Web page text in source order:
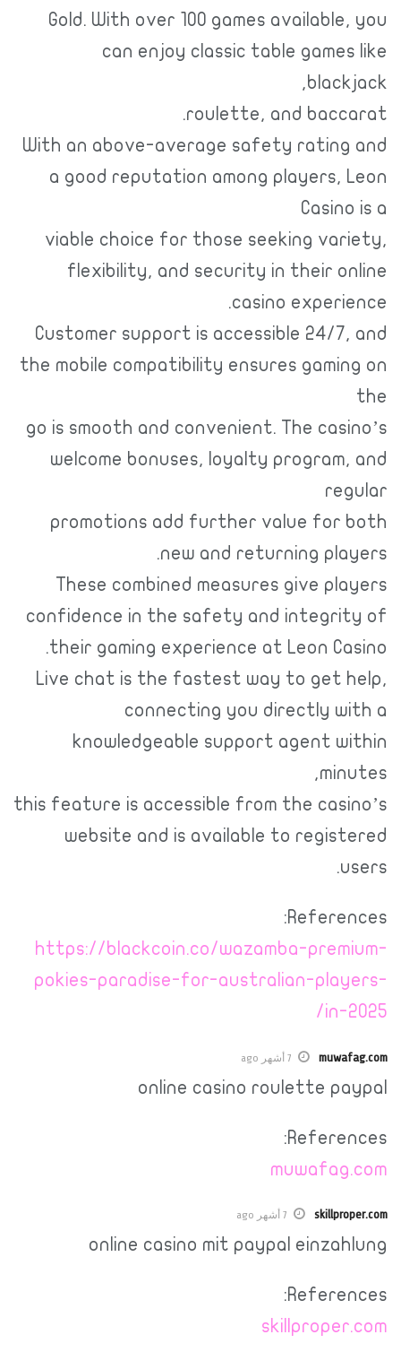
Gold. With over 100 games available, you
can enjoy classic table games like
blackjack,
roulette, and baccarat.
With an above-average safety rating and
a good reputation among players, Leon
Casino is a
viable choice for those seeking variety,
flexibility, and security in their online
casino experience.
Customer support is accessible 24/7, and
the mobile compatibility ensures gaming on
the
go is smooth and convenient. The casino’s
welcome bonuses, loyalty program, and
regular
promotions add further value for both
new and returning players.
These combined measures give players
confidence in the safety and integrity of
their gaming experience at Leon Casino.
Live chat is the fastest way to get help,
connecting you directly with a
knowledgeable support agent within
minutes,
this feature is accessible from the casino’s
website and is available to registered
users.
References:
https://blackcoin.co/wazamba-premium-
pokies-paradise-for-australian-players-
in-2025/
muwafag.com 7 أشهر ago
online casino roulette paypal
References:
muwafag.com
skillproper.com 7 أشهر ago
online casino mit paypal einzahlung
References:
skillproper.com